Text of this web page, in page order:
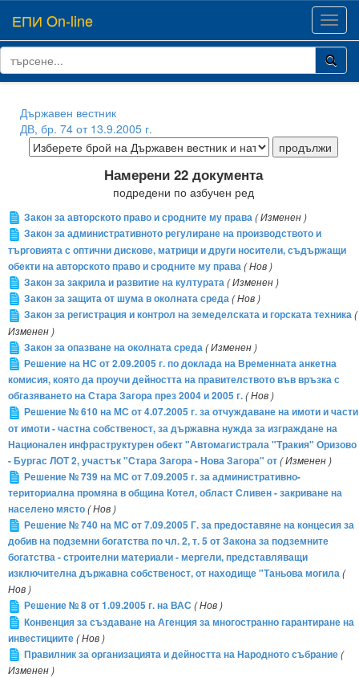
ЕПИ On-line
Държавен вестник
ДВ, бр. 74 от 13.9.2005 г.
Намерени 22 документа
подредени по азбучен ред
Закон за авторското право и сродните му права( Изменен )
Закон за административното регулиране на производството и
търговията с оптични дискове, матрици и други носители, съдържащи
обекти на авторското право и сродните му права( Нов )
Закон за закрила и развитие на културата( Изменен )
Закон за защита от шума в околната среда( Нов )
Закон за регистрация и контрол на земеделската и горската техника(
Изменен )
Закон за опазване на околната среда( Изменен )
Решение на НС от 2.09.2005 г. по доклада на Временната анкетна
комисия, която да проучи дейността на правителството във връзка с
обгазяването на Стара Загора през 2004 и 2005 г.( Нов )
Решение № 610 на МС от 4.07.2005 г. за отчуждаване на имоти и части
от имоти - частна собственост, за държавна нужда за изграждане на
Национален инфраструктурен обект "Автомагистрала "Тракия" Оризово
- Бургас ЛОТ 2, участък "Стара Загора - Нова Загора" от( Изменен )
Решение № 739 на МС от 7.09.2005 г. за административно-
териториална промяна в община Котел, област Сливен - закриване на
населено място( Нов )
Решение № 740 на МС oт 7.09.2005 Г. за предоставяне на концесия за
добив на подземни богатства по чл. 2, т. 5 от Закона за подземните
богатства - строителни материали - мергели, представляващи
изключителна държавна собственост, от находище "Таньова могила(
Нов )
Решение № 8 от 1.09.2005 г. на ВАС ( Нов )
Конвенция за създаване на Агенция за многостранно гарантиране на
инвестициите( Нов )
Правилник за организацията и дейността на Народното събрание(
Изменен )